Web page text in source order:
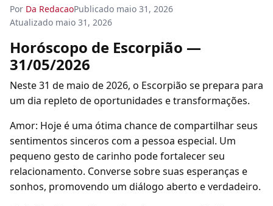
Por Da RedacaoPublicado maio 31, 2026
Atualizado maio 31, 2026
Horóscopo de Escorpião —
31/05/2026
Neste 31 de maio de 2026, o Escorpião se prepara para
um dia repleto de oportunidades e transformações.
Amor: Hoje é uma ótima chance de compartilhar seus
sentimentos sinceros com a pessoa especial. Um
pequeno gesto de carinho pode fortalecer seu
relacionamento. Converse sobre suas esperanças e
sonhos, promovendo um diálogo aberto e verdadeiro.